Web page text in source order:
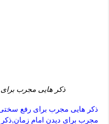
ذکر هایی مجرب
ذکر هایی مجرب برای رفع
مجرب برای دیدن امام